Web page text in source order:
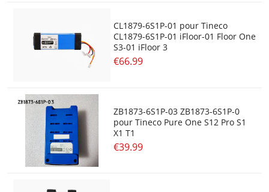
CL1879-6S1P-01 pour Tineco
CL1879-6S1P-01 iFloor-01 Floor One
S3-01 iFloor 3
€66.99
ZB1873-6S1P-03 ZB1873-6S1P-0
pour Tineco Pure One S12 Pro S1
X1 T1
€39.99